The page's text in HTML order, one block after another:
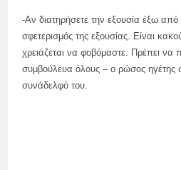
-Αν διατηρήσετε την εξουσία έξω
σφετερισμός της εξουσίας. Είναι
χρειάζεται να φοβόμαστε. Πρέπει να
συμβούλευα όλους – ο ρώσος ηγέτης
συνάδελφό του.